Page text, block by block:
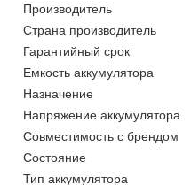
Производитель
Страна производитель
Гарантийный срок
Емкость аккумулятора
Назначение
Напряжение аккумулятора
Совместимость с брендом
Состояние
Тип аккумулятора